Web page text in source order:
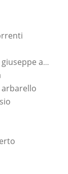
affittare bilocale corso canonico giuseppe allamano